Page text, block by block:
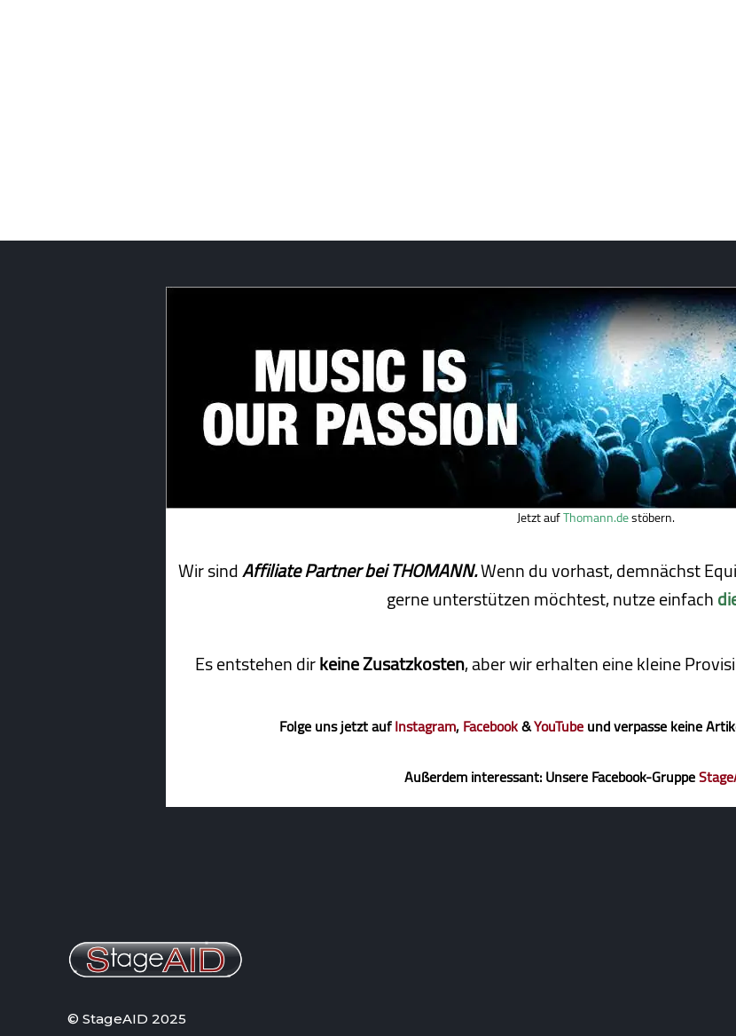
Jetzt aufThomann.destöbern.
Wir sindAffiliate Partner bei THOMANN.Wenn du vorhast, demnächst
gerne unterstützen möchtest, nutze einfach
Es entstehen dirkeine Zusatzkosten, aber wir erhalten eine kleine
Folge uns jetzt aufInstagram,Facebook&YouTubeund verpasse keine
Außerdem interessant: Unsere Facebook-Gruppe
© StageAID 2025